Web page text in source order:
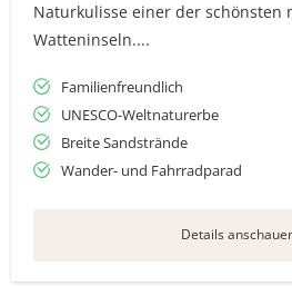
Naturkulisse einer der schönsten
Watteninseln....
Familienfreundlich
UNESCO-Weltnaturerbe
Breite Sandstrände
Wander- und Fahrradparad
Details